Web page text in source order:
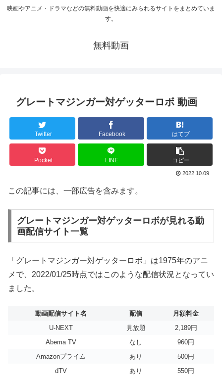
映画やアニメ・ドラマなどの無料動画を快適にみられるサイトをまとめていま
す。
無料動画
グレートマジンガー対ゲッターロボ 動画
Twitter Facebook はてブ
Pocket LINE コピー
2022.10.09
この記事には、一部広告を含みます。
グレートマジンガー対ゲッターロボが見れる動
画配信サイト一覧
「グレートマジンガー対ゲッターロボ」は1975年のアニ
メで、2022/01/25時点ではこのような配信状況となってい
ました。
動画配信サイト名 配信
月額料金
U-NEXT
見放題
2,189円
Abema TV
なし
960円
Amazonプライム
あり
500円
dTV
あり
550円